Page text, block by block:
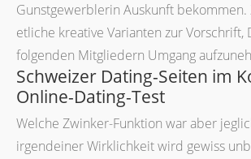
Gunstgewerblerin Auskunft
etliche kreative Varianten zur Vorschrift,
folgenden Mitgliedern Umgang
Schweizer Dating-Seiten im
Online-Dating-Test
Welche Zwinker-Funktion war aber
irgendeiner Wirklichkeit wird gewiss